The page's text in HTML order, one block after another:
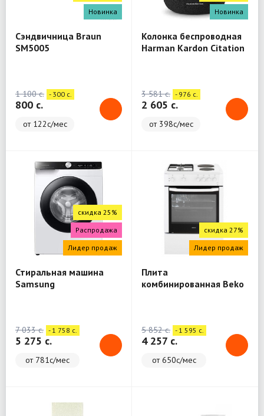
Новинка
Сэндвичница Braun
SM5005
1 100 c. - 300 c.
800 c.
от 122с/мес
Новинка
Колонка беспроводная
Harman Kardon Citation
3 581 c. - 976 c.
2 605 c.
от 398с/мес
скидка 25%
Распродажа
Лидер продаж
Стиральная машина
Samsung
7 033 c. - 1 758 c.
5 275 c.
от 781с/мес
скидка 27%
Лидер продаж
Плита
комбинированная Beko
5 852 c. - 1 595 c.
4 257 c.
от 650с/мес